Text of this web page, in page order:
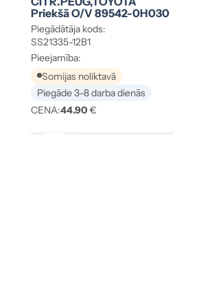
Priekšā O/V 89542-0H030
Piegādātāja kods:
SS21335-12B1
Pieejamība:
Somijas noliktavā
Piegāde 3–8 darba dienās
CENA:44.90 €